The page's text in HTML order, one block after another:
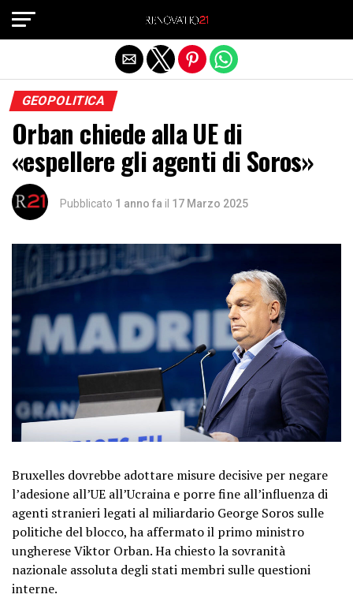
GEOPOLITICA
Orban chiede alla UE di
«espellere gli agenti di Soros»
Pubblicato 1 anno fa il 17 Marzo 2025
Bruxelles dovrebbe adottare misure decisive per negare
l’adesione all’UE all’Ucraina e porre fine all’influenza di
agenti stranieri legati al miliardario George Soros sulle
politiche del blocco, ha affermato il primo ministro
ungherese Viktor Orban. Ha chiesto la sovranità
nazionale assoluta degli stati membri sulle questioni
interne.
Exit mobile version